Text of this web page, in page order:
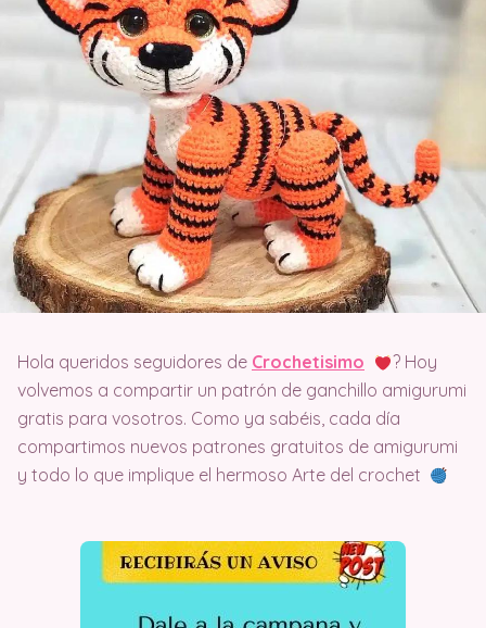
Hola queridos seguidores de Crochetisimo
? Hoy
volvemos a compartir un patrón de ganchillo amigurumi
gratis para vosotros. Como ya sabéis, cada día
compartimos nuevos patrones gratuitos de amigurumi
y todo lo que implique el hermoso Arte del crochet